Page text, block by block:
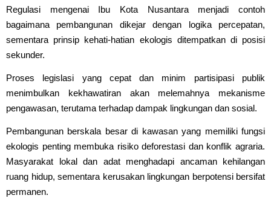
Regulasi mengenai Ibu Kota Nusantara menjadi contoh
bagaimana pembangunan dikejar dengan logika percepatan,
sementara prinsip kehati-hatian ekologis ditempatkan di posisi
sekunder.
Proses legislasi yang cepat dan minim partisipasi publik
menimbulkan kekhawatiran akan melemahnya mekanisme
pengawasan, terutama terhadap dampak lingkungan dan sosial.
Pembangunan berskala besar di kawasan yang memiliki fungsi
ekologis penting membuka risiko deforestasi dan konflik agraria.
Masyarakat lokal dan adat menghadapi ancaman kehilangan
ruang hidup, sementara kerusakan lingkungan berpotensi bersifat
permanen.